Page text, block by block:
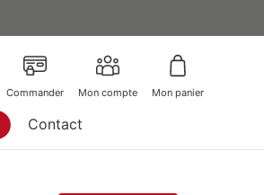
Commander Mon compte Mon panier
Contact